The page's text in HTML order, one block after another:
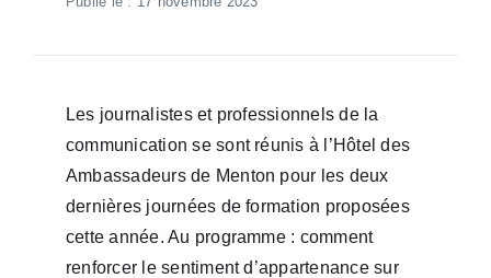
Les journalistes et professionnels de la
communication se sont réunis à l’Hôtel des
Ambassadeurs de Menton pour les deux
dernières journées de formation proposées
cette année. Au programme : comment
renforcer le sentiment d’appartenance sur